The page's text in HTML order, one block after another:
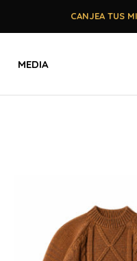
CANJEA TUS
MEDIA